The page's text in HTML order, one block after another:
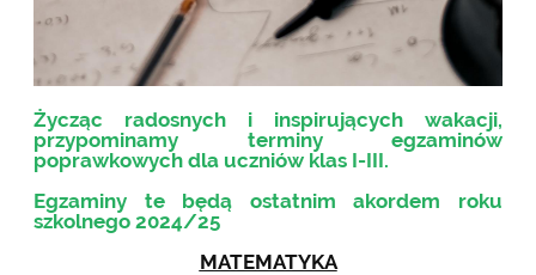
Życząc radosnych i inspirujących wakacji,
przypominamy terminy egzaminów
poprawkowych dla uczniów klas I-III.
Egzaminy te będą ostatnim akordem roku
szkolnego 2024/25
MATEMATYKA